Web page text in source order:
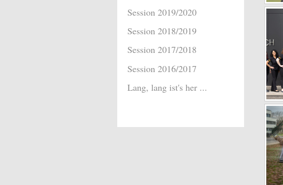
Session 2019/2020
Session 2018/2019
Session 2017/2018
Session 2016/2017
Lang, lang ist's her ...